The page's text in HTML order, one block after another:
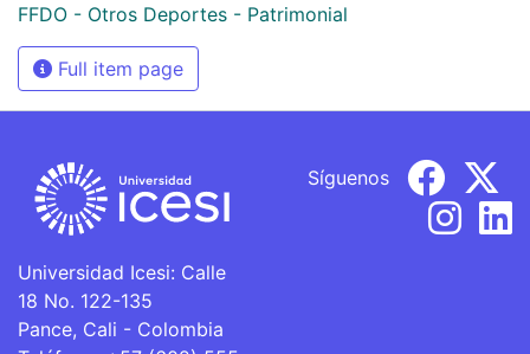
FFDO - Otros Deportes - Patrimonial
Full item page
Universidad Icesi: Calle
18 No. 122-135
Pance, Cali - Colombia
Síguenos